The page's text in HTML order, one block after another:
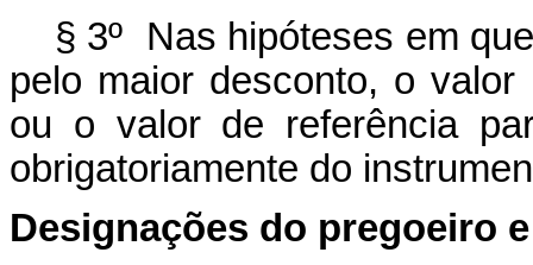
§ 3º Nas hipóteses em
pelo maior desconto, o
ou o valor de referência
obrigatoriamente do
Designações do pregoeiro